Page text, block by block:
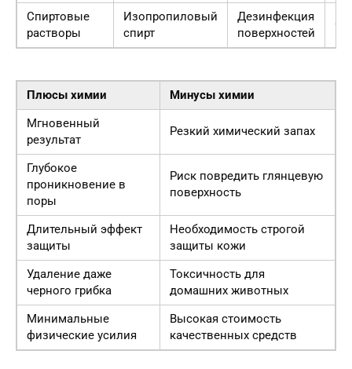
Спиртовые
растворы
Изопропиловый
спирт
Дезинфекция
поверхностей
Плюсы химии
Минусы химии
Мгновенный
результат
Резкий химический запах
Глубокое
проникновение в
поры
Риск повредить глянцевую
поверхность
Длительный эффект
защиты
Необходимость строгой
защиты кожи
Удаление даже
черного грибка
Токсичность для
домашних животных
Минимальные
физические усилия
Высокая стоимость
качественных средств